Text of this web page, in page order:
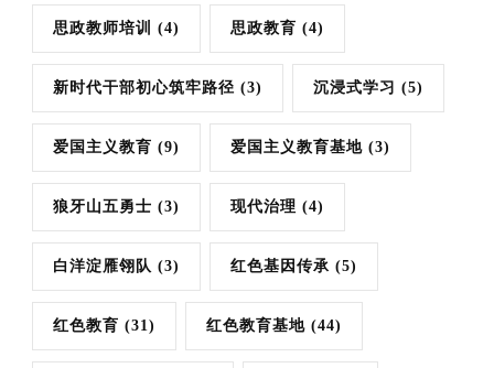
思政教师培训 (4) 思政教育 (4)
新时代干部初心筑牢路径 (3) 沉浸式学习 (5)
爱国主义教育 (9) 爱国主义教育基地 (3)
狼牙山五勇士 (3) 现代治理 (4)
白洋淀雁翎队 (3) 红色基因传承 (5)
红色教育 (31) 红色教育基地 (44)